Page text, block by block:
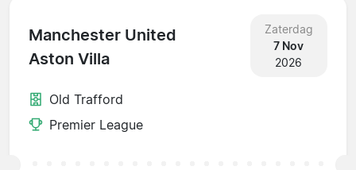
Manchester United
Aston Villa
Zaterdag
7 Nov
2026
Old Trafford
Premier League